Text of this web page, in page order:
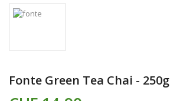
Fonte Green Tea Chai - 250g